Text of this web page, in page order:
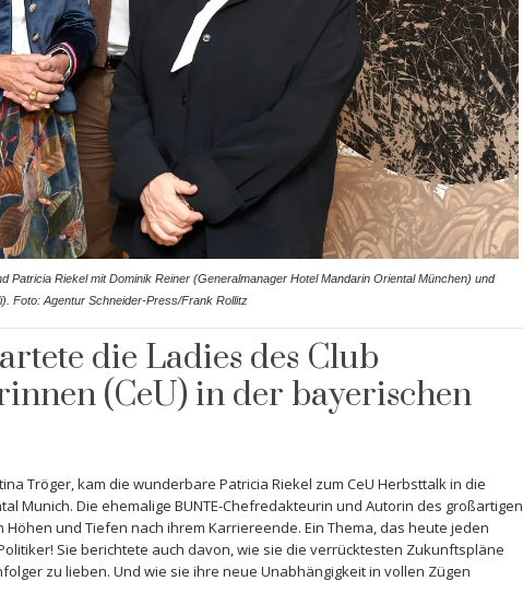
Patricia Riekel mit Dominik Reiner (Generalmanager Hotel Mandarin Oriental München) und
Foto: Agentur Schneider-Press/Frank Rollitz
die Ladies des Club
(CeU) in der bayerischen
Tröger, kam die wunderbare Patricia Riekel zum CeU Herbsttalk in die
Munich. Die ehemalige BUNTE-Chefredakteurin und Autorin des großartigen
und Tiefen nach ihrem Karriereende. Ein Thema, das heute jeden
Sie berichtete auch davon, wie sie die verrücktesten Zukunftspläne
zu lieben. Und wie sie ihre neue Unabhängigkeit in vollen Zügen